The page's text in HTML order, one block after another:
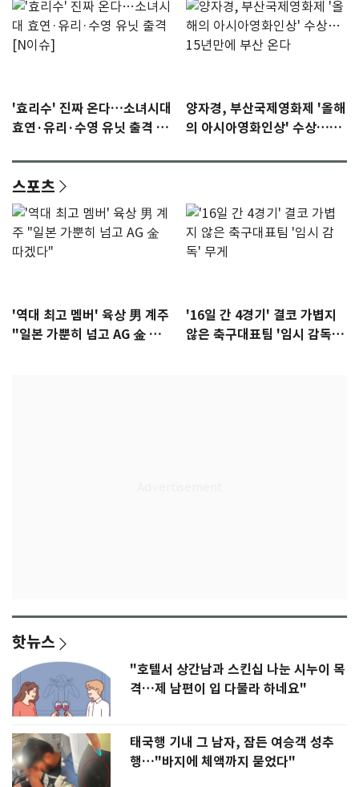
'효리수' 진짜 온다…소녀시대
효연·유리·수영 유닛 출격 [N
양자경, 부산국제영화제 '올해
의 아시아영화인상' 수상…15
스포츠
'역대 최고 멤버' 육상 男 계주
"일본 가뿐히 넘고 AG 金 따겠
'16일 간 4경기' 결코 가볍지
않은 축구대표팀 '임시 감독'
핫뉴스
"호텔서 상간남과 스킨십 나눈 시누이 목
격…제 남편이 입 다물라 하네요"
태국행 기내 그 남자, 잠든 여승객 성추
행…"바지에 체액까지 묻었다"